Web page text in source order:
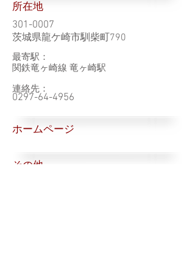
所在地
301-0007
茨城県龍ケ崎市馴柴町790
最寄駅：
関鉄竜ヶ崎線 竜ヶ崎駅
連絡先：
0297-64-4956
ホームページ
その他